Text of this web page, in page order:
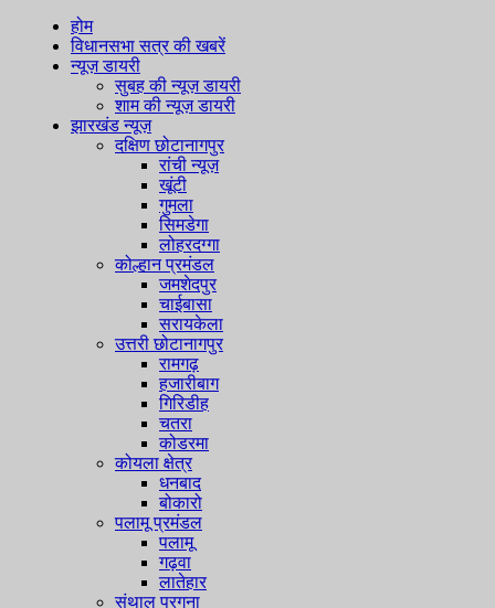
होम
विधानसभा सत्र की खबरें
न्यूज़ डायरी
सुबह की न्यूज़ डायरी
शाम की न्यूज़ डायरी
झारखंड न्यूज़
दक्षिण छोटानागपुर
रांची न्यूज़
खूंटी
गुमला
सिमडेगा
लोहरदग्गा
कोल्हान प्रमंडल
जमशेदपुर
चाईबासा
सरायकेला
उत्तरी छोटानागपुर
रामगढ़
हजारीबाग
गिरिडीह
चतरा
कोडरमा
कोयला क्षेत्र
धनबाद
बोकारो
पलामू प्रमंडल
पलामू
गढ़वा
लातेहार
संथाल परगना